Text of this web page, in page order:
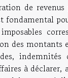
de
fondamental
des
à déclarer,